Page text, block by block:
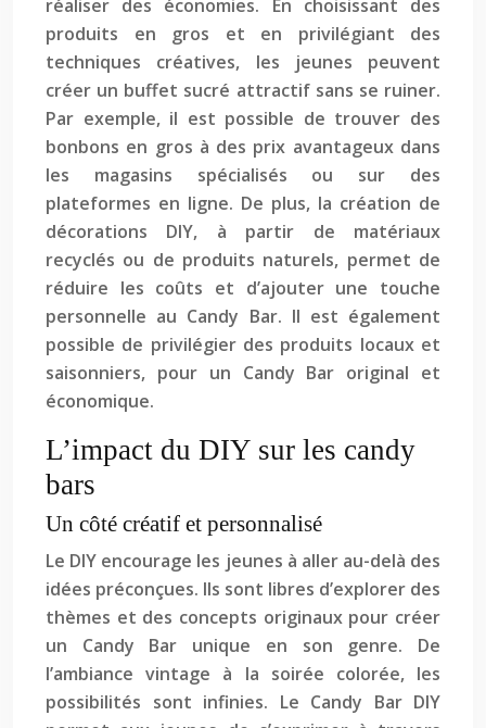
réaliser des économies. En choisissant des
produits en gros et en privilégiant des
techniques créatives, les jeunes peuvent
créer un buffet sucré attractif sans se ruiner.
Par exemple, il est possible de trouver des
bonbons en gros à des prix avantageux dans
les magasins spécialisés ou sur des
plateformes en ligne. De plus, la création de
décorations DIY, à partir de matériaux
recyclés ou de produits naturels, permet de
réduire les coûts et d’ajouter une touche
personnelle au Candy Bar. Il est également
possible de privilégier des produits locaux et
saisonniers, pour un Candy Bar original et
économique.
L’impact du DIY sur les candy
bars
Un côté créatif et personnalisé
Le DIY encourage les jeunes à aller au-delà des
idées préconçues. Ils sont libres d’explorer des
thèmes et des concepts originaux pour créer
un Candy Bar unique en son genre. De
l’ambiance vintage à la soirée colorée, les
possibilités sont infinies. Le Candy Bar DIY